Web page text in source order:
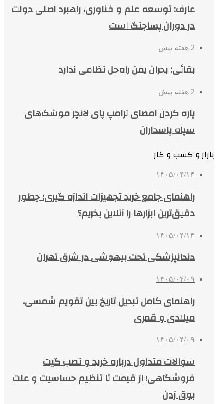
عارف: توسعه علم و فناوری، راهبرد اصلی دولت
در دوران پساجنگ است
2 هفته پیش
بقائی: بحران یمن راه‌حل نظامی ندارد
2 هفته پیش
پاره کردن امضای ترامپ پای لانچر موشک‌های
سپاه پاسداران
بازار و کسب و کار
۱۴۰۵/۰۴/۱۴
راهنمای جامع خرید تجهیزات اندازه گیری؛ چطور
دقیق‌ترین ابزارها را آنلاین بخریم؟
۱۴۰۵/۰۴/۱۳
دندانپزشکی تحت بیهوشی در شرق تهران
۱۴۰۵/۰۴/۰۹
راهنمای کامل تبدیل تاریخ بین تقویم شمسی،
میلادی و قمری
۱۴۰۵/۰۴/۰۹
سوالات متداول درباره خرید و نصب گیت
فروشگاهی؛ از قیمت تا تنظیم حساسیت و علت
بوق زدن